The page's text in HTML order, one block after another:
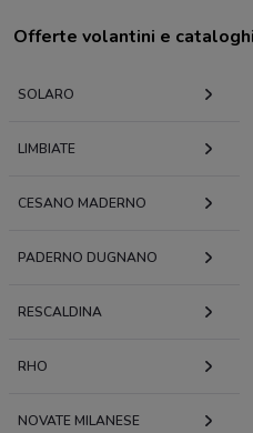
Offerte volantini e
SOLARO
LIMBIATE
CESANO MADERNO
PADERNO DUGNANO
RESCALDINA
RHO
NOVATE MILANESE